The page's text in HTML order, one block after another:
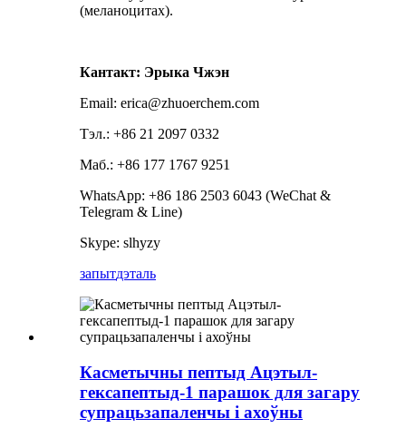
(меланоцитах).
Кантакт: Эрыка Чжэн
Email: erica@zhuoerchem.com
Тэл.: +86 21 2097 0332
Маб.: +86 177 1767 9251
WhatsApp: +86 186 2503 6043 (WeChat &
Telegram & Line)
Skype: slhyzy
запытдэталь
Касметычны пептыд Ацэтыл-
гексапептыд-1 парашок для загару
супрацьзапаленчы і ахоўны